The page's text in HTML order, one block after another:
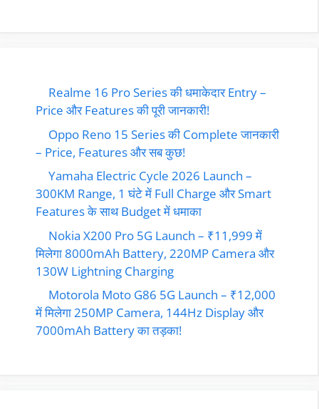
Realme 16 Pro Series की धमाकेदार Entry –
Price और Features की पूरी जानकारी!
Oppo Reno 15 Series की Complete जानकारी
– Price, Features और सब कुछ!
Yamaha Electric Cycle 2026 Launch –
300KM Range, 1 घंटे में Full Charge और Smart
Features के साथ Budget में धमाका
Nokia X200 Pro 5G Launch – ₹11,999 में
मिलेगा 8000mAh Battery, 220MP Camera और
130W Lightning Charging
Motorola Moto G86 5G Launch – ₹12,000
में मिलेगा 250MP Camera, 144Hz Display और
7000mAh Battery का तड़का!